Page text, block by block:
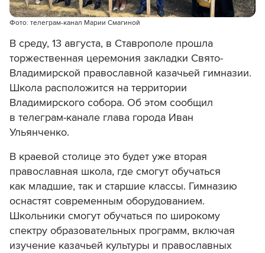
Фото: телеграм-канал Марии Смагиной
В среду, 13 августа, в Ставрополе прошла
торжественная церемония закладки Свято-
Владимирской православной казачьей гимназии.
Школа расположится на территории
Владимирского собора. Об этом сообщил
в телеграм-канале глава города Иван
Ульянченко.
В краевой столице это будет уже вторая
православная школа, где смогут обучаться
как младшие, так и старшие классы. Гимназию
оснастят современным оборудованием.
Школьники смогут обучаться по широкому
спектру образовательных программ, включая
изучение казачьей культуры и православных